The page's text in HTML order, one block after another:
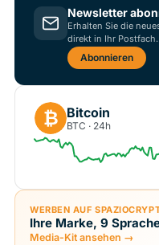
Newsletter
Erhalten Sie die
direkt in Ihr Postfach.
Abonnieren
₿ Bitcoin
BTC · 24h
WERBEN AUF
Ihre Marke, 9
Media-Kit ansehen →